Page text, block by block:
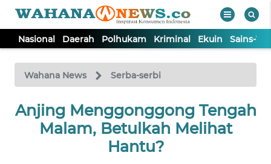
Nasional Daerah Polhukam Kriminal Ekuin Sains-
Wahana News Serba-serbi
Anjing Menggonggong Tengah
Malam, Betulkah Melihat
Hantu?
TV
Tutup
NASIONAL